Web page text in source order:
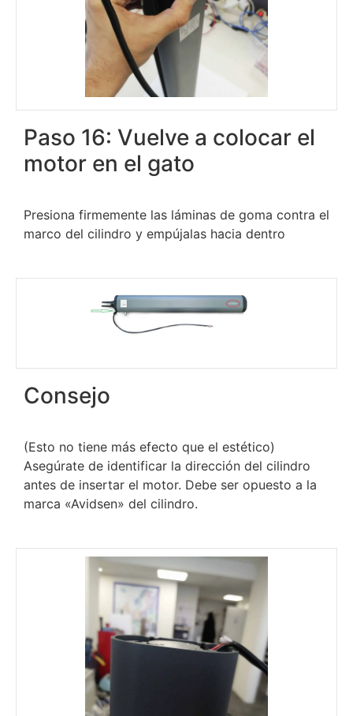
Paso 16: Vuelve a colocar el
motor en el gato
Presiona firmemente las láminas de goma contra el
marco del cilindro y empújalas hacia dentro
Consejo
(Esto no tiene más efecto que el estético)
Asegúrate de identificar la dirección del cilindro
antes de insertar el motor. Debe ser opuesto a la
marca «Avidsen» del cilindro.